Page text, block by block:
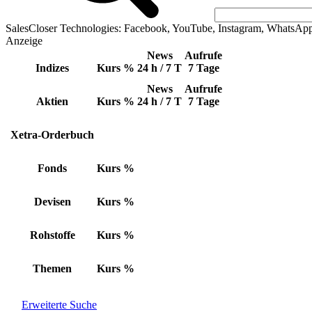
SalesCloser Technologies: Facebook, YouTube, Instagram,
Anzeige
Indizes Kurs %
News
24 h / 7 T
Aufrufe
7 Tage
Aktien Kurs %
News
24 h / 7 T
Aufrufe
7 Tage
Xetra-Orderbuch
Fonds Kurs %
Devisen Kurs %
Rohstoffe Kurs %
Themen Kurs %
Erweiterte Suche